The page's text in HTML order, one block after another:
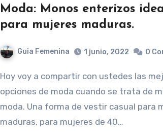
Moda: Monos enterizos
para mujeres maduras.
Guia Femenina 1 junio, 2022 0
Hoy voy a compartir con ustedes las mejores
opciones de moda cuando se trata de
moda. Una forma de vestir casual para
maduras, para mujeres de 40…